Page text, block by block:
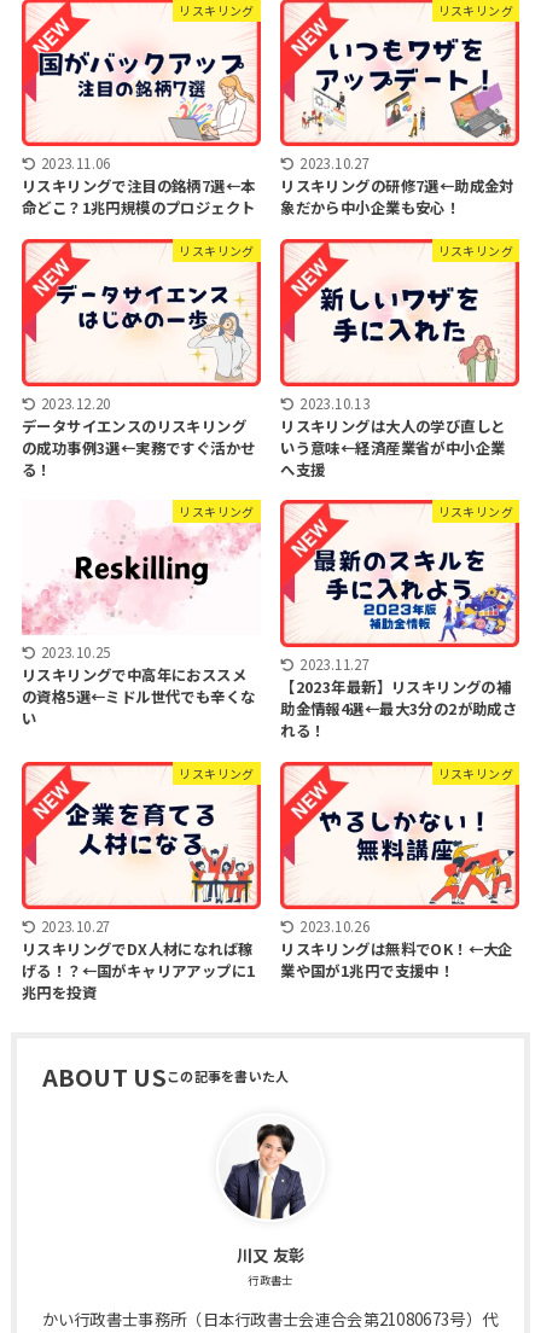
リスキリング
2023.11.06
リスキリングで注目の銘柄7選←本
命どこ？1兆円規模のプロジェクト
リスキリング
2023.10.27
リスキリングの研修7選←助成金対
象だから中小企業も安心！
リスキリング
2023.12.20
データサイエンスのリスキリング
の成功事例3選←実務ですぐ活かせ
る！
リスキリング
2023.10.13
リスキリングは大人の学び直しと
いう意味←経済産業省が中小企業
へ支援
リスキリング
2023.10.25
リスキリングで中高年におススメ
の資格5選←ミドル世代でも辛くな
い
リスキリング
2023.11.27
【2023年最新】リスキリングの補
助金情報4選←最大3分の2が助成さ
れる！
リスキリング
2023.10.27
リスキリングでDX人材になれば稼
げる！？←国がキャリアアップに1
兆円を投資
リスキリング
2023.10.26
リスキリングは無料でOK！←大企
業や国が1兆円で支援中！
ABOUT US
川又 友彰
行政書士
かい行政書士事務所（日本行政書士会連合会第21080673号）代